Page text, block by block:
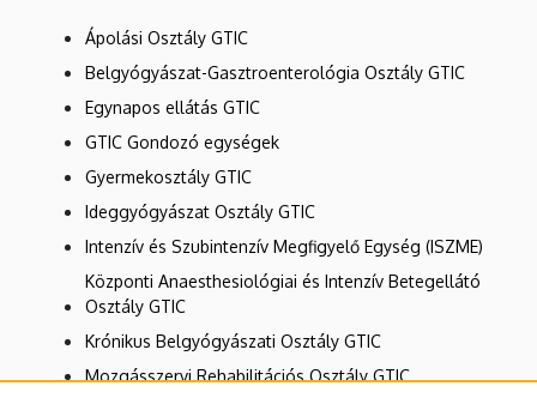
Ápolási Osztály GTIC
Belgyógyászat-Gasztroenterológia Osztály GTIC
Egynapos ellátás GTIC
GTIC Gondozó egységek
Gyermekosztály GTIC
Ideggyógyászat Osztály GTIC
Intenzív és Szubintenzív Megfigyelő Egység (ISZME)
Központi Anaesthesiológiai és Intenzív Betegellátó
Osztály GTIC
Krónikus Belgyógyászati Osztály GTIC
Mozgásszervi Rehabilitációs Osztály GTIC